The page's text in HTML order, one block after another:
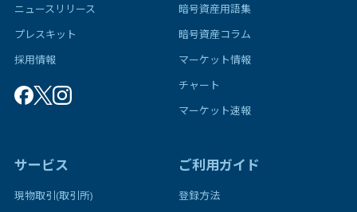
ニュースリリース
プレスキット
採用情報
暗号資産用語集
暗号資産コラム
マーケット情報
チャート
マーケット速報
サービス
現物取引(取引所)
ご利用ガイド
登録方法